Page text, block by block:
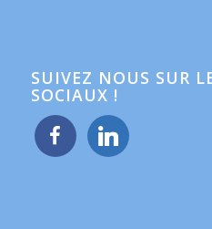
SUIVEZ NOUS SUR
SOCIAUX !
facebook linkedin